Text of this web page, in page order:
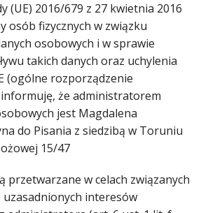
(UE) 2016/679 z 27 kwietnia 2016
osób fizycznych w związku
osobowych i w sprawie
takich danych oraz uchylenia
(ogólne rozporządzenie
że administratorem
jest Magdalena
do Pisania z siedzibą w Toruniu
15/47
przetwarzane w celach związanych
uzasadnionych interesów